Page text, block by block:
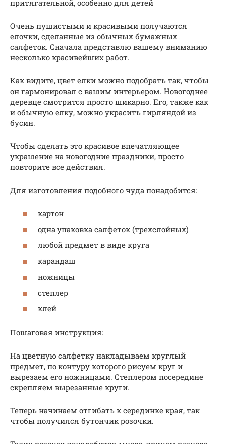
притягательной, особенно для детей
Очень пушистыми и красивыми получаются
елочки, сделанные из обычных бумажных
салфеток. Сначала представлю вашему вниманию
несколько красивейших работ.
Как видите, цвет елки можно подобрать так, чтобы
он гармонировал с вашим интерьером. Новогоднее
деревце смотрится просто шикарно. Его, также как
и обычную елку, можно украсить гирляндой из
бусин.
Чтобы сделать это красивое впечатляющее
украшение на новогодние праздники, просто
повторите все действия.
Для изготовления подобного чуда понадобится:
картон
одна упаковка салфеток (трехслойных)
любой предмет в виде круга
карандаш
ножницы
степлер
клей
Пошаговая инструкция:
На цветную салфетку накладываем круглый
предмет, по контуру которого рисуем круг и
вырезаем его ножницами. Степлером посередине
скрепляем вырезанные круги.
Теперь начинаем отгибать к серединке края, так
чтобы получился бутончик розочки.